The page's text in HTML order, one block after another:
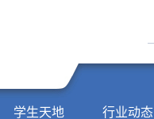
学生天地 行业动态